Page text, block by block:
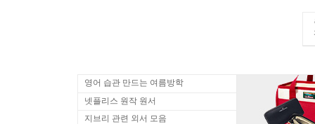
영어 습관 만드는 여름방학
넷플리스 원작 원서
지브리 관련 외서 모음